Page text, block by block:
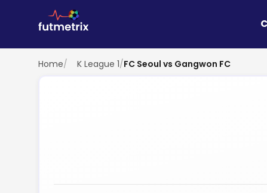
Home/ K League 1/FC Seoul vs Gangwon FC